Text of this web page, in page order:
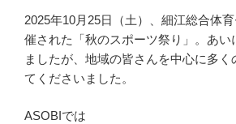
2025年10月25日（土）、細江総合体
催された「秋のスポーツ祭り」。あい
ましたが、地域の皆さんを中心に多く
てくださいました。
ASOBIでは